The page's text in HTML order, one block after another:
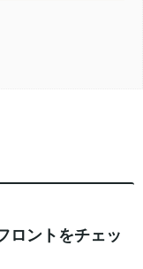
ロントをチェッ